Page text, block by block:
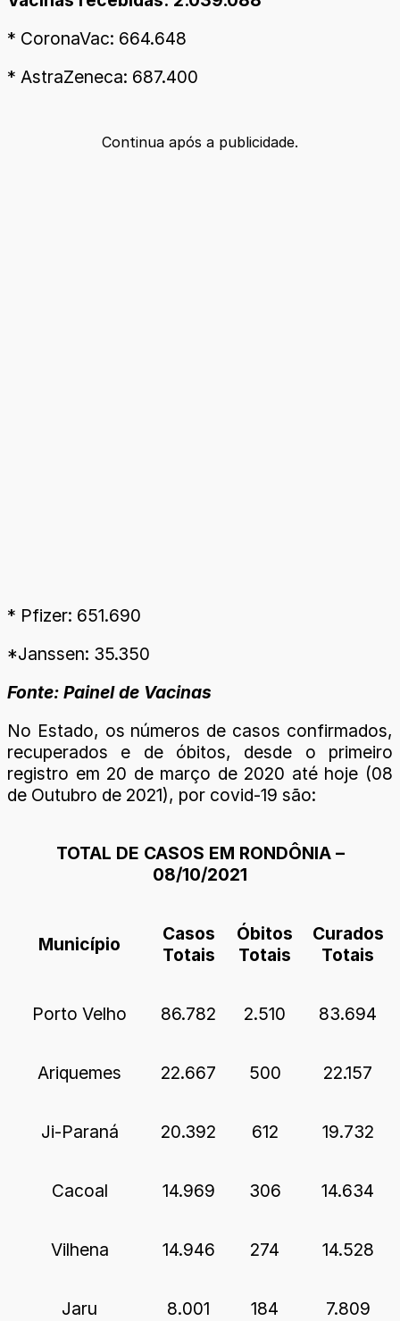
* CoronaVac: 664.648
* AstraZeneca: 687.400
Continua após a publicidade.
* Pfizer: 651.690
*Janssen: 35.350
Fonte: Painel de Vacinas
No Estado, os números de casos confirmados,
recuperados e de óbitos, desde o primeiro
registro em 20 de março de 2020 até hoje (08
de Outubro de 2021), por covid-19 são:
TOTAL DE CASOS EM RONDÔNIA –
08/10/2021
Município
Casos
Totais
Óbitos
Totais
Curados
Totais
Porto Velho 86.782 2.510 83.694
Ariquemes 22.667 500 22.157
Ji-Paraná 20.392 612 19.732
Cacoal 14.969 306 14.634
Vilhena 14.946 274 14.528
Jaru 8.001 184 7.809